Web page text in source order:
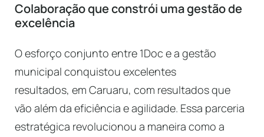
Colaboração que constrói uma gestão de
excelência
O esforço conjunto entre 1Doc e a gestão
municipal conquistou excelentes
resultados, em Caruaru, com resultados que
vão além da eficiência e agilidade. Essa parceria
estratégica revolucionou a maneira como a